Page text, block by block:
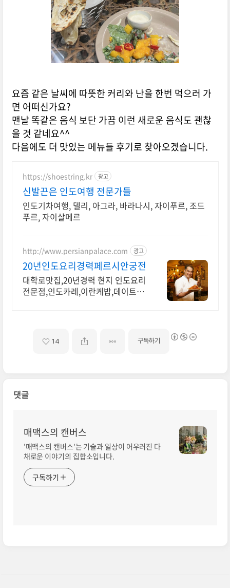
요즘 같은 날씨에 따뜻한 커리와 난을 한번 먹으러 가
면 어떠신가요?
맨날 똑같은 음식 보단 가끔 이런 새로운 음식도 괜찮
을 것 같네요^^
다음에도 더 맛있는 메뉴들 후기로 찾아오겠습니다.
https://shoestring.kr 광고
신발끈은 인도여행 전문가들
인도기차여행, 델리, 아그라, 바라나시, 자이푸르, 조드
푸르, 자이살메르
http://www.persianpalace.com 광고
20년인도요리경력페르시안궁전
대학로맛집,20년경력 현지 인도요리
전문점,인도카레,이란케밥,데이트장
14 구독하기
댓글
매맥스의 캔버스
'매맥스의 캔버스'는 기술과 일상이 어우러진 다
채로운 이야기의 집합소입니다.
구독하기